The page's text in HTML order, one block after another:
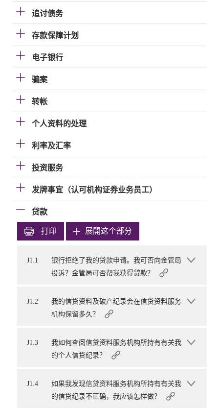
追讨债务
存款保障计划
电子银行
骗案
转帐
个人资料的处理
利率及汇率
投资服务
发牌事宜（认可机构证券业务员工）
贷款
打印 展開这个部分
J1.1
银行拒绝了我的贷款申请。我可否向金管局
投诉？金管局可否帮我获得贷款？
J1.2
我的信贷资料及破产纪录会在信贷资料服务
机构保留多久？
J1.3
我如何查阅信贷资料服务机构所持有有关我
的个人信贷纪录？
J1.4
如果我发现信贷资料服务机构所持有有关我
的信贷纪录不正确，我应该怎样做？